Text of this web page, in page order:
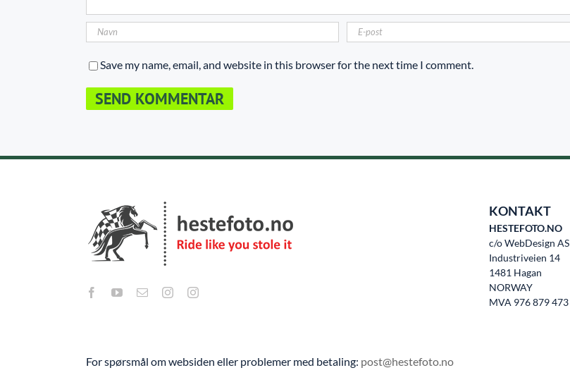
Save my name, email, and website in this browser for the next time I comment.
KONTAKT
HESTEFOTO.NO
c/o WebDesign AS
Industriveien 14
1481 Hagan
NORWAY
MVA 976 879 473
For spørsmål om websiden eller problemer med betaling: post@hestefoto.no